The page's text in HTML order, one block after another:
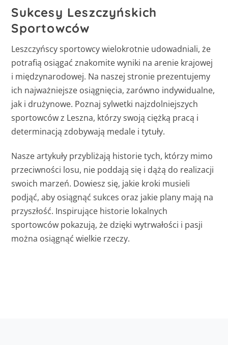
Sukcesy Leszczyńskich
Sportowców
Leszczyńscy sportowcy wielokrotnie udowadniali, że
potrafią osiągać znakomite wyniki na arenie krajowej
i międzynarodowej. Na naszej stronie prezentujemy
ich najważniejsze osiągnięcia, zarówno indywidualne,
jak i drużynowe. Poznaj sylwetki najzdolniejszych
sportowców z Leszna, którzy swoją ciężką pracą i
determinacją zdobywają medale i tytuły.
Nasze artykuły przybliżają historie tych, którzy mimo
przeciwności losu, nie poddają się i dążą do realizacji
swoich marzeń. Dowiesz się, jakie kroki musieli
podjąć, aby osiągnąć sukces oraz jakie plany mają na
przyszłość. Inspirujące historie lokalnych
sportowców pokazują, że dzięki wytrwałości i pasji
można osiągnąć wielkie rzeczy.